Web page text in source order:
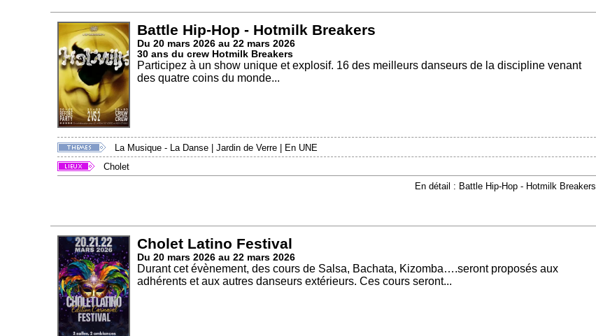
Battle Hip-Hop - Hotmilk Breakers
Du 20 mars 2026 au 22 mars 2026
30 ans du crew Hotmilk Breakers
Participez à un show unique et explosif. 16 des meilleurs danseurs de la discipline venant
des quatre coins du monde...
La Musique - La Danse Jardin de Verre
En UNE
Cholet
En détail : Battle Hip-Hop - Hotmilk Breakers
Cholet Latino Festival
Du 20 mars 2026 au 22 mars 2026
Durant cet évènement, des cours de Salsa, Bachata, Kizomba….seront proposés aux
adhérents et aux autres danseurs extérieurs. Ces cours seront...